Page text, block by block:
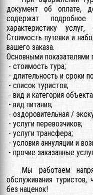
документ об оплате,
содержат
характеристику
Стоимость путевки и
вашего заказа.
Основными показателями
- стоимость тура;
- длительность и сроки
- список туристов;
- вид и категория
- вид питания;
- оздоровительная /
- услуги перевозчиков;
- услуги трансфера;
- условия аннуляции и
- прочие заказанные
Мы работаем
обслуживания туристов,
без наценок!